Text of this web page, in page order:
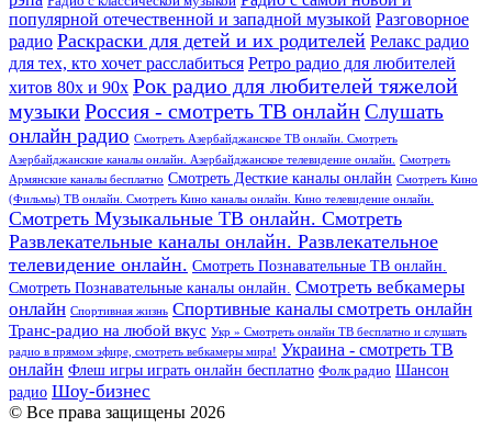
популярной отечественной и западной музыкой Разговорное
радио Раскраски для детей и их родителей Релакс радио
для тех, кто хочет расслабиться Ретро радио для любителей
хитов 80х и 90х Рок радио для любителей тяжелой
музыкиРоссия - смотреть ТВ онлайнСлушать
онлайн радио Смотреть Азербайджанское ТВ онлайн. Смотреть
Азербайджанские каналы онлайн. Азербайджанское телевидение онлайн.
Смотреть
Армянские каналы бесплатно Смотреть Десткие каналы онлайн Смотреть Кино
(Фильмы) ТВ онлайн. Смотреть Кино каналы онлайн. Кино телевидение онлайн.
Смотреть Музыкальные ТВ онлайн. Смотреть
Развлекательные каналы онлайн. Развлекательное
телевидение онлайн. Смотреть Познавательные ТВ онлайн.
Смотреть Познавательные каналы онлайн. Смотреть вебкамеры
онлайн Спортивная жизнь Спортивные каналы смотреть онлайн
Транс-радио на любой вкус Укр » Смотреть онлайн ТВ бесплатно и слушать
радио в прямом эфире, смотреть вебкамеры мира! Украина - смотреть ТВ
онлайн Флеш игры играть онлайн бесплатно Фолк радио Шансон
радио Шоу-бизнес
© Все права защищены 2026